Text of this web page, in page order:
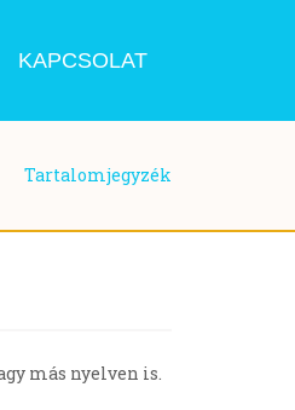
KAPCSOLAT
Tartalomjegyzék
más nyelven is.